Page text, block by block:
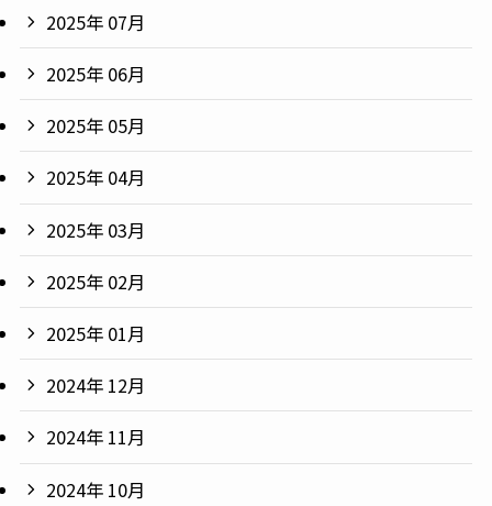
2025年 07月
2025年 06月
2025年 05月
2025年 04月
2025年 03月
2025年 02月
2025年 01月
2024年 12月
2024年 11月
2024年 10月